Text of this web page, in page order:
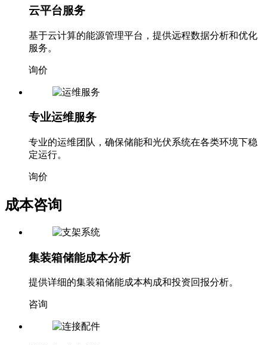
云平台服务
基于云计算的能源管理平台，提供远程数据分析和优化
服务。
询价
专业运维服务
专业的运维团队，确保储能和光伏系统在各类环境下稳
定运行。
询价
成本咨询
集装箱储能成本分析
提供详细的集装箱储能成本构成和投资回报分析。
咨询